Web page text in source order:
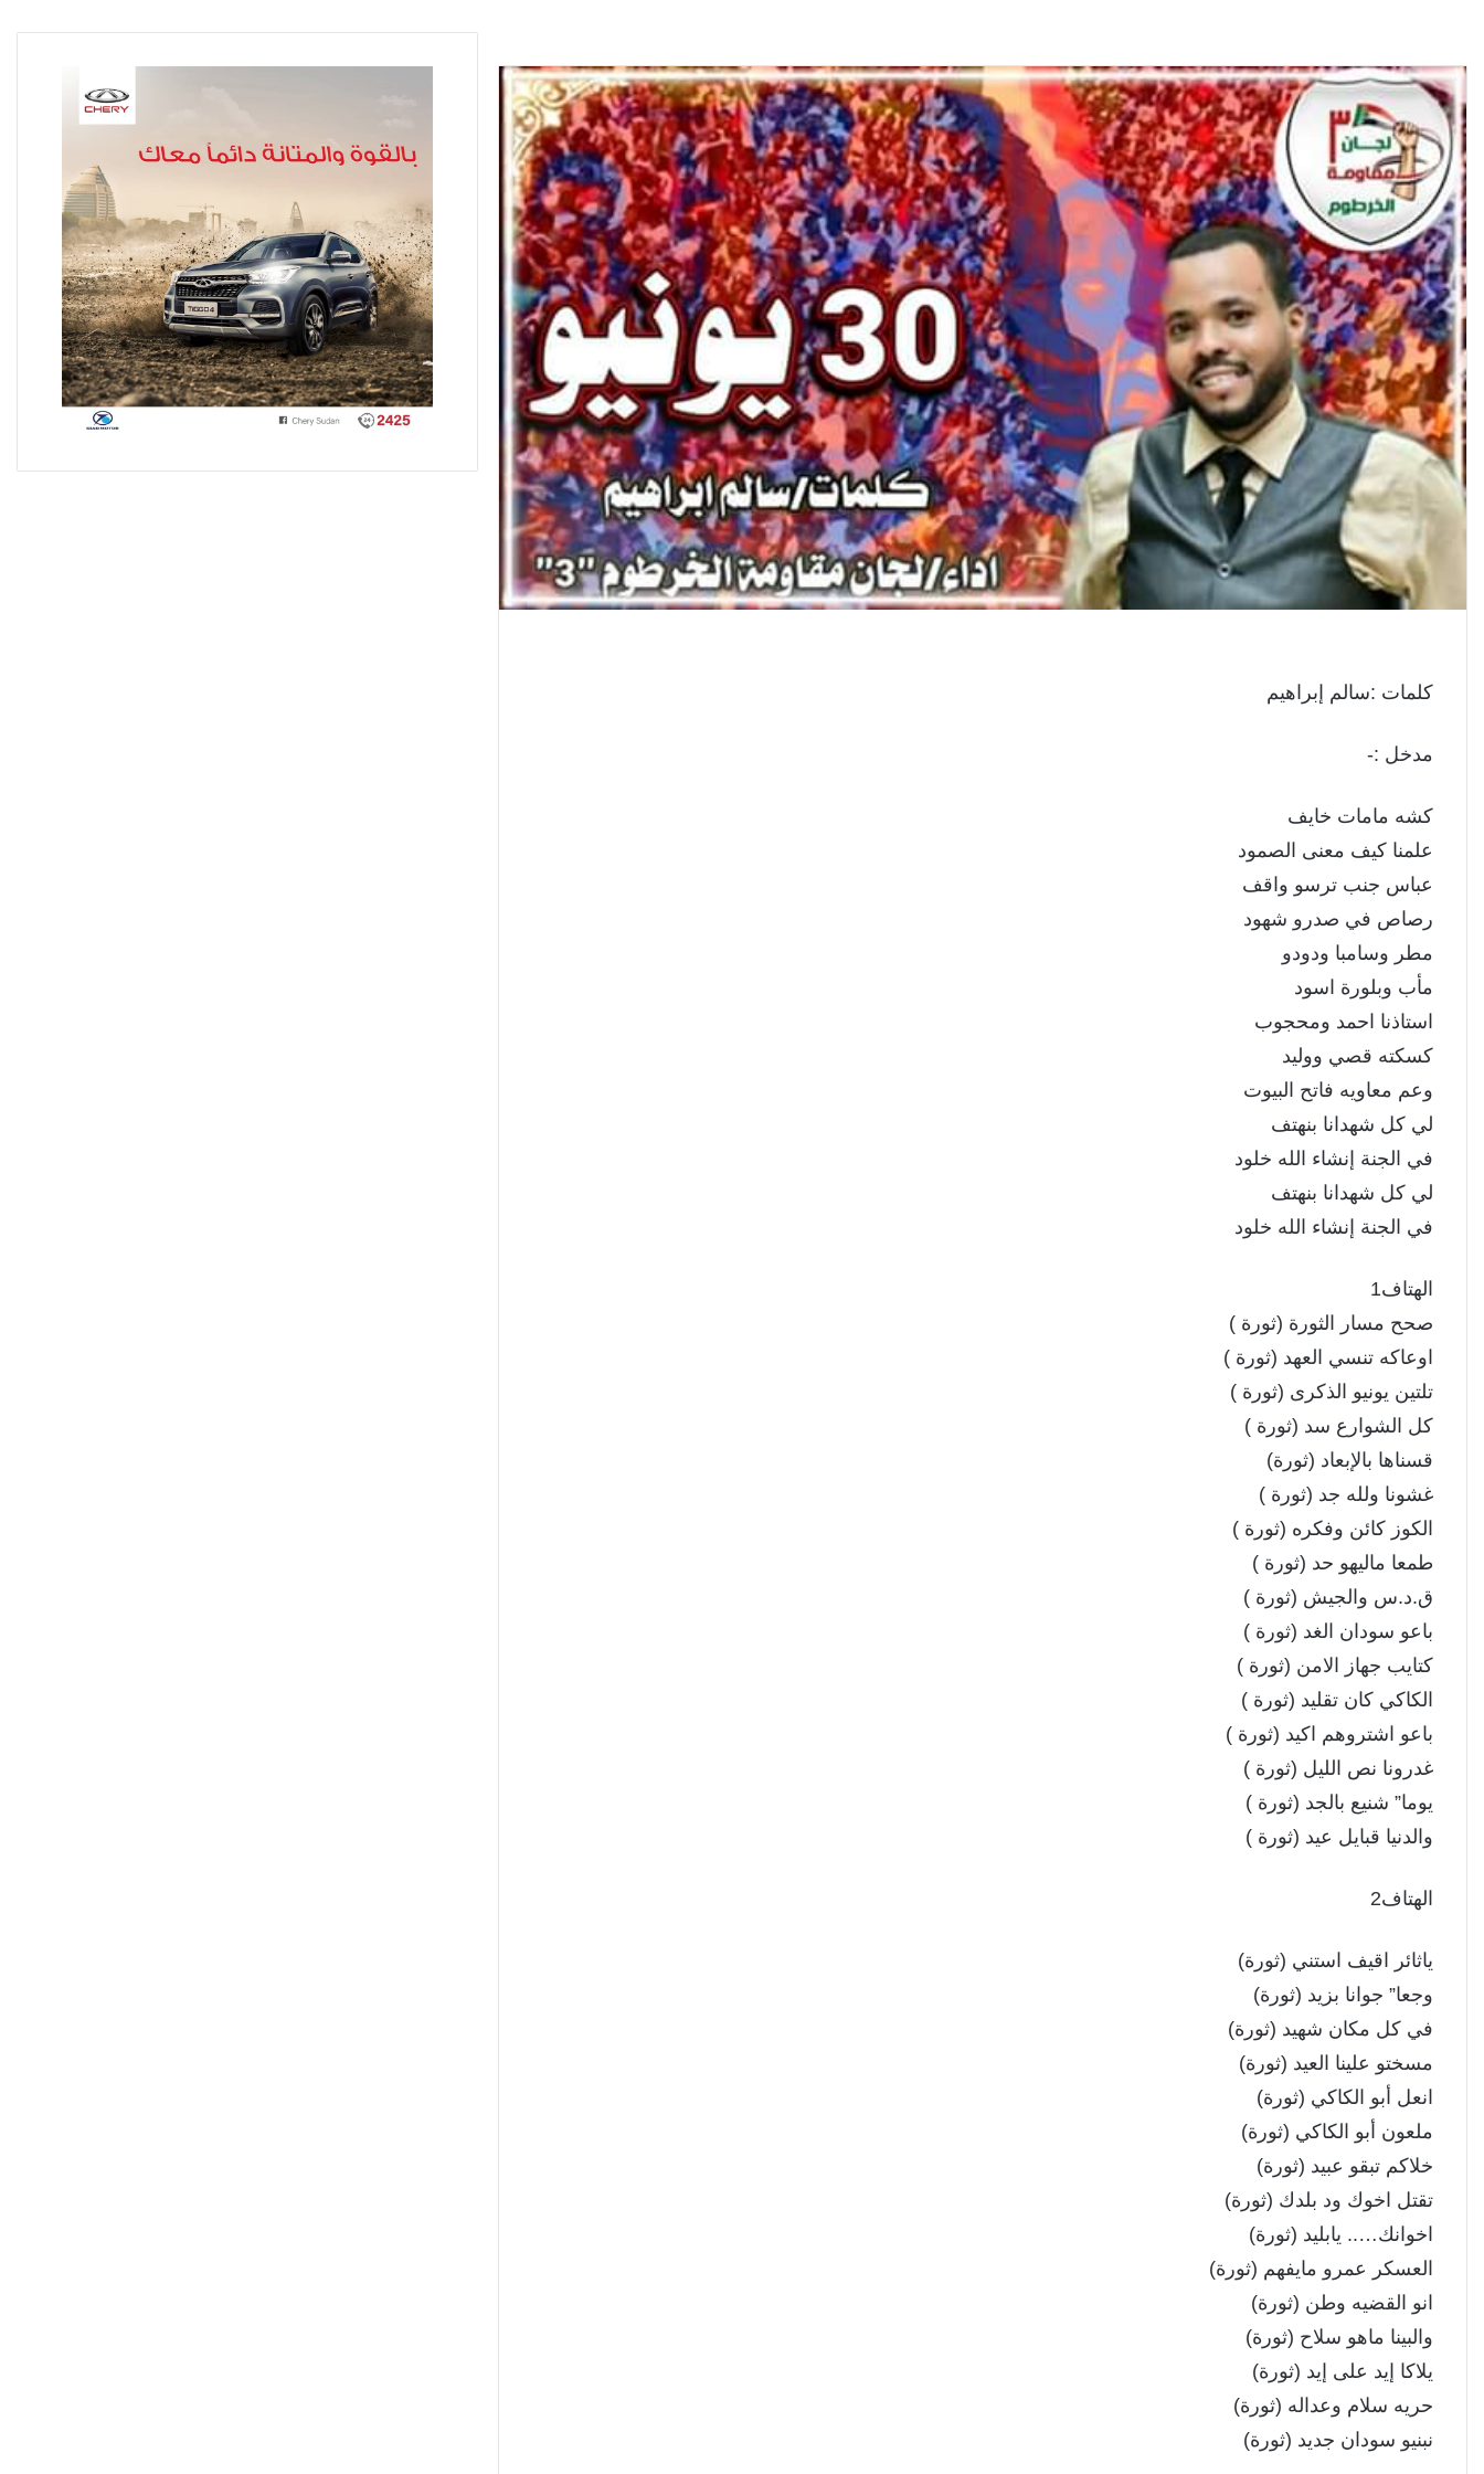
كلمات :سالم إبراهيم
مدخل :-
كشه مامات خايف
علمنا كيف معنى الصمود
عباس جنب ترسو واقف
رصاص في صدرو شهود
مطر وسامبا ودودو
مأب وبلورة اسود
استاذنا احمد ومحجوب
كسكته قصي ووليد
وعم معاويه فاتح البيوت
لي كل شهدانا بنهتف
في الجنة إنشاء الله خلود
لي كل شهدانا بنهتف
في الجنة إنشاء الله خلود
الهتاف1
صحح مسار الثورة (ثورة )
اوعاكه تنسي العهد (ثورة )
تلتين يونيو الذكرى (ثورة )
كل الشوارع سد (ثورة )
قسناها بالإبعاد (ثورة)
غشونا ولله جد (ثورة )
الكوز كائن وفكره (ثورة )
طمعا ماليهو حد (ثورة )
ق.د.س والجيش (ثورة )
باعو سودان الغد (ثورة )
كتايب جهاز الامن (ثورة )
الكاكي كان تقليد (ثورة )
باعو اشتروهم اكيد (ثورة )
غدرونا نص الليل (ثورة )
يوما” شنيع بالجد (ثورة )
والدنيا قبايل عيد (ثورة )
الهتاف2
ياثائر اقيف استني (ثورة)
وجعا” جوانا بزيد (ثورة)
في كل مكان شهيد (ثورة)
مسختو علينا العيد (ثورة)
انعل أبو الكاكي (ثورة)
ملعون أبو الكاكي (ثورة)
خلاكم تبقو عبيد (ثورة)
تقتل اخوك ود بلدك (ثورة)
اخوانك….. يابليد (ثورة)
العسكر عمرو مايفهم (ثورة)
انو القضيه وطن (ثورة)
والبينا ماهو سلاح (ثورة)
يلاكا إيد على إيد (ثورة)
حريه سلام وعداله (ثورة)
نبنيو سودان جديد (ثورة)